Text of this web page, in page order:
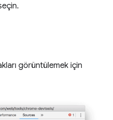
görüntülemek için